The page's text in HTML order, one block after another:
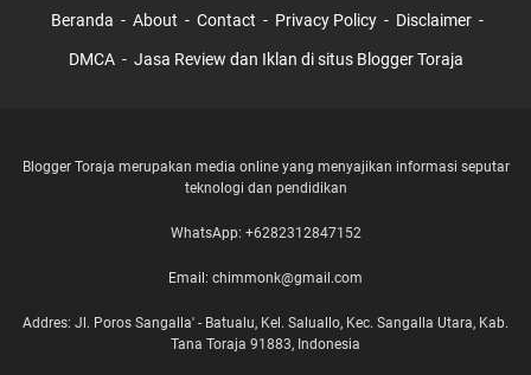
Beranda About Contact Privacy Policy Disclaimer
DMCA Jasa Review dan Iklan di situs Blogger Toraja
Blogger Toraja merupakan media online yang menyajikan informasi seputar
teknologi dan pendidikan
WhatsApp: +6282312847152
Email: chimmonk@gmail.com
Addres: Jl. Poros Sangalla' - Batualu, Kel. Saluallo, Kec. Sangalla Utara, Kab.
Tana Toraja 91883, Indonesia